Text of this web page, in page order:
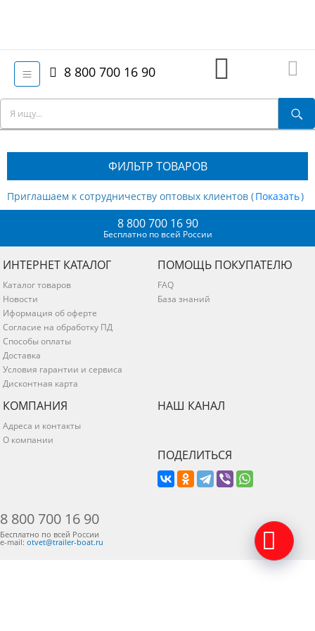
8 800 700 16 90
ФИЛЬТР ТОВАРОВ
Приглашаем к сотрудничеству оптовых клиентов ( )
8 800 700 16 90
Бесплатно по всей России
ИНТЕРНЕТ КАТАЛОГ
Каталог товаров
Новости
Иформация об оферте
Согласие на обработку ПД
Способы оплаты
Доставка
Условия гарантии и сервиса
Дисконтная карта
ПОМОЩЬ ПОКУПАТЕЛЮ
FAQ
База знаний
КОМПАНИЯ
Адреса и контакты
О компании
НАШ КАНАЛ
ПОДЕЛИТЬСЯ
8 800 700 16 90
Бесплатно по всей России
e-mail: otvet@trailer-boat.ru